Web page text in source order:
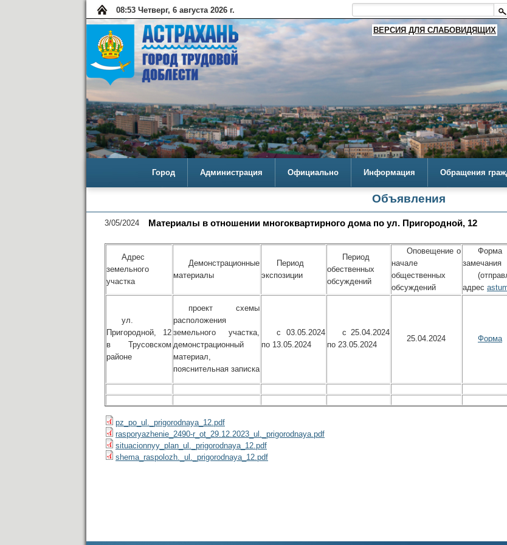
08:53 Четверг, 6 августа 2026 г.
ВЕРСИЯ ДЛЯ СЛАБОВИДЯЩИХ
Город Администрация Официально Информация Обращения
Объявления
3/05/2024 Материалы в отношении многоквартирного дома по ул. Пригородной, 12
Адрес
земельного
участка
Демонстрационные
материалы
Период
экспозиции
Период
обественных
обсуждений
Оповещение о
начале
общественных
обсуждений
Форма
замечания
адрес
ул.
Пригородной, 12
в Трусовском
районе
проект схемы
расположения
земельного участка,
демонстрационный
материал,
пояснительная записка
с 03.05.2024
по 13.05.2024
с 25.04.2024
по 23.05.2024
25.04.2024 Форма
pz_po_ul._prigorodnaya_12.pdf
rasporyazhenie_2490-r_ot_29.12.2023_ul._prigorodnaya.pdf
situacionnyy_plan_ul._prigorodnaya_12.pdf
shema_raspolozh._ul._prigorodnaya_12.pdf